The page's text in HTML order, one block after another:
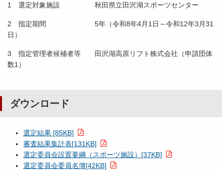
1 選定対象施設 秋田県立田沢湖スポーツセンター
2 指定期間 5年（令和8年4月1日～令和12年3月31
日）
3 指定管理者候補者等 田沢湖高原リフト株式会社（申請団体
数1）
ダウンロード
選定結果 [85KB]
審査結果集計表[131KB]
選定委員会設置要綱（スポーツ施設）[37KB]
選定委員会委員名簿[42KB]